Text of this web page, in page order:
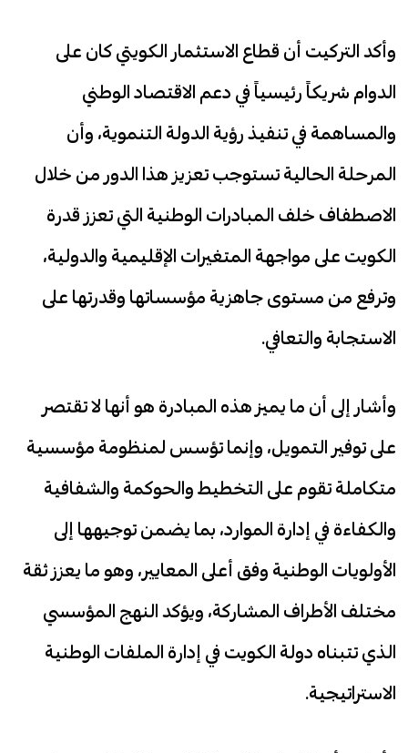
وأكد التركيت أن قطاع الاستثمار الكويتي كان على
الدوام شريكاً رئيسياً في دعم الاقتصاد الوطني
والمساهمة في تنفيذ رؤية الدولة التنموية، وأن
المرحلة الحالية تستوجب تعزيز هذا الدور من خلال
الاصطفاف خلف المبادرات الوطنية التي تعزز قدرة
الكويت على مواجهة المتغيرات الإقليمية والدولية،
وترفع من مستوى جاهزية مؤسساتها وقدرتها على
الاستجابة والتعافي.
وأشار إلى أن ما يميز هذه المبادرة هو أنها لا تقتصر
على توفير التمويل، وإنما تؤسس لمنظومة مؤسسية
متكاملة تقوم على التخطيط والحوكمة والشفافية
والكفاءة في إدارة الموارد، بما يضمن توجيهها إلى
الأولويات الوطنية وفق أعلى المعايير، وهو ما يعزز ثقة
مختلف الأطراف المشاركة، ويؤكد النهج المؤسسي
الذي تتبناه دولة الكويت في إدارة الملفات الوطنية
الاستراتيجية.